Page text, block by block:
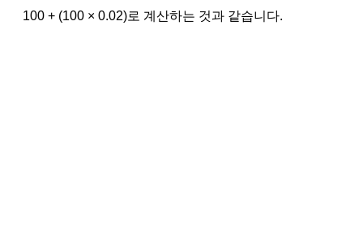
100 + (100 × 0.02)로 계산하는 것과 같습니다.